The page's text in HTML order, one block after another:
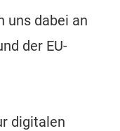
uns dabei an
der EU-
digitalen